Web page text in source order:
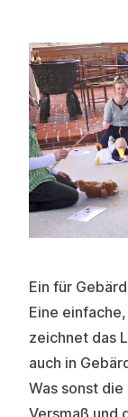
Ein für
Eine
zeichnet das
auch in
Was sonst
Versmaß und